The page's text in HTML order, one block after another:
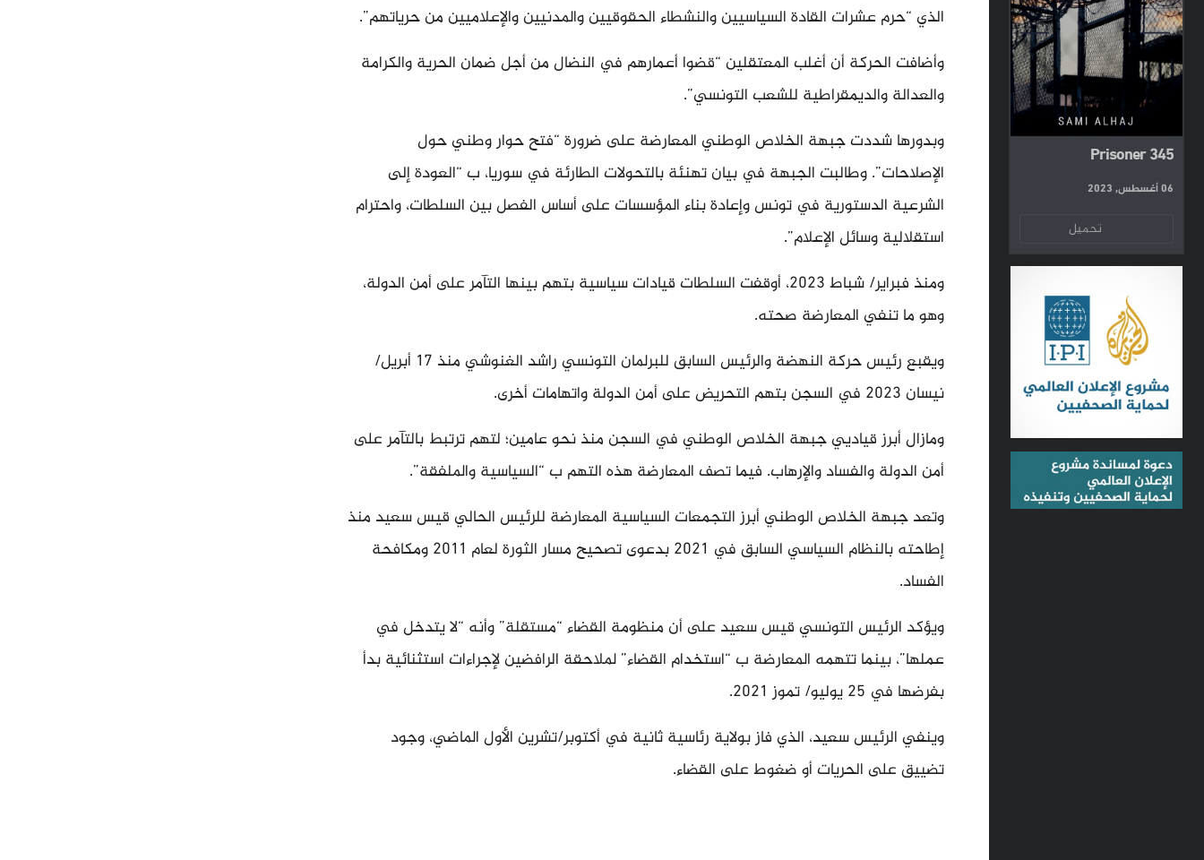
Prisoner 345
06 أغسطس, 2023
تحميل
الذي “حرم عشرات القادة السياسيين والنشطاء الحقوقيين والمدنيين والإعلاميين من حرياتهم”.
وأضافت الحركة أن أغلب المعتقلين “قضوا أعمارهم في النضال من أجل ضمان الحرية والكرامة
والعدالة والديمقراطية للشعب التونسي”.
وبدورها شددت جبهة الخلاص الوطني المعارضة على ضرورة “فتح حوار وطني حول
الإصلاحات”. وطالبت الجبهة في بيان تهنئة بالتحولات الطارئة في سوريا، ب “العودة إلى
الشرعية الدستورية في تونس وإعادة بناء المؤسسات على أساس الفصل بين السلطات، واحترام
استقلالية وسائل الإعلام”.
ومنذ فبراير/ شباط 2023، أوقفت السلطات قيادات سياسية بتهم بينها التآمر على أمن الدولة،
وهو ما تنفي المعارضة صحته.
ويقبع رئيس حركة النهضة والرئيس السابق للبرلمان التونسي راشد الغنوشي منذ 17 أبريل/
نيسان 2023 في السجن بتهم التحريض على أمن الدولة واتهامات أخرى.
ومازال أبرز قياديي جبهة الخلاص الوطني في السجن منذ نحو عامين؛ لتهم ترتبط بالتآمر على
أمن الدولة والفساد والإرهاب. فيما تصف المعارضة هذه التهم ب “السياسية والملفقة”.
وتعد جبهة الخلاص الوطني أبرز التجمعات السياسية المعارضة للرئيس الحالي قيس سعيد منذ
إطاحته بالنظام السياسي السابق في 2021 بدعوى تصحيح مسار الثورة لعام 2011 ومكافحة
الفساد.
ويؤكد الرئيس التونسي قيس سعيد على أن منظومة القضاء “مستقلة” وأنه “لا يتدخل في
عملها”، بينما تتهمه المعارضة ب “استخدام القضاء” لملاحقة الرافضين لإجراءات استثنائية بدأ
بفرضها في 25 يوليو/ تموز 2021.
وينفي الرئيس سعيد، الذي فاز بولاية رئاسية ثانية في أكتوبر/تشرين الأول الماضي، وجود
تضييق على الحريات أو ضغوط على القضاء.